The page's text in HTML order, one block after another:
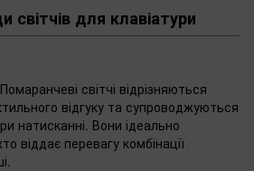
світчів для клавіатури
світчі відрізняються
відгуку та супроводжуються
натисканні. Вони ідеально
віддає перевагу комбінації